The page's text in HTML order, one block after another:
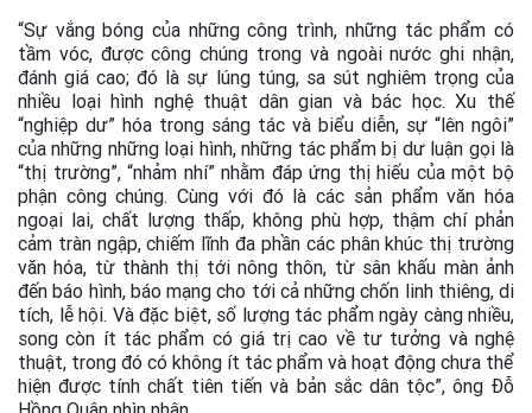
“Sự vắng bóng của những công trình, những tác phẩm có
tầm vóc, được công chúng trong và ngoài nước ghi nhận,
đánh giá cao; đó là sự lúng túng, sa sút nghiêm trọng của
nhiều loại hình nghệ thuật dân gian và bác học. Xu thế
“nghiệp dư” hóa trong sáng tác và biểu diễn, sự “lên ngôi”
của những những loại hình, những tác phẩm bị dư luận gọi là
“thị trường”, “nhảm nhí” nhằm đáp ứng thị hiếu của một bộ
phận công chúng. Cùng với đó là các sản phẩm văn hóa
ngoại lai, chất lượng thấp, không phù hợp, thậm chí phản
cảm tràn ngập, chiếm lĩnh đa phần các phân khúc thị trường
văn hóa, từ thành thị tới nông thôn, từ sân khấu màn ảnh
đến báo hình, báo mạng cho tới cả những chốn linh thiêng, di
tích, lễ hội. Và đặc biệt, số lượng tác phẩm ngày càng nhiều,
song còn ít tác phẩm có giá trị cao về tư tưởng và nghệ
thuật, trong đó có không ít tác phẩm và hoạt động chưa thể
hiện được tính chất tiên tiến và bản sắc dân tộc”, ông Đỗ